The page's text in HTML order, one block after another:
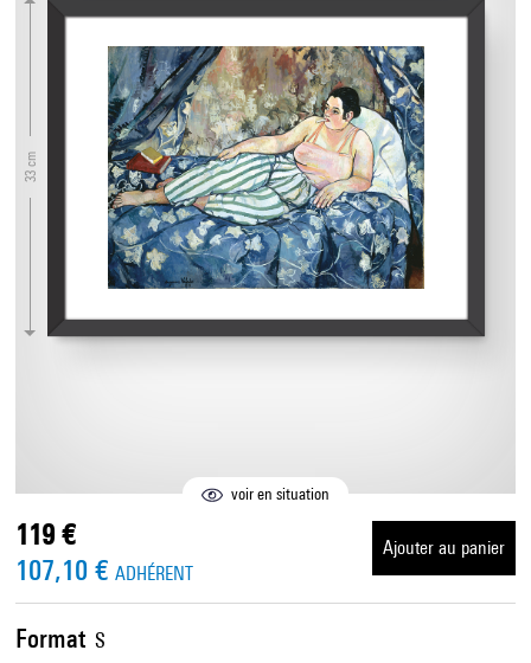
33 cm
voir en situation
Format S
119 €
107,10 € ADHÉRENT
Ajouter au panier